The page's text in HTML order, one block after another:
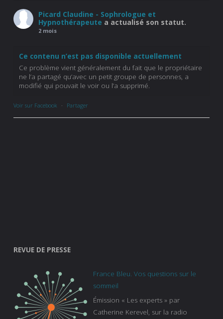
Picard Claudine - Sophrologue et
Hypnothérapeute a actualisé son statut.
2 mois
Ce contenu n’est pas disponible actuellement
Ce problème vient généralement du fait que le propriétaire
ne l’a partagé qu’avec un petit groupe de personnes, a
modifié qui pouvait le voir ou l’a supprimé.
Voir sur Facebook · Partager
REVUE DE PRESSE
France Bleu. Vos questions sur le
sommeil
Émission « Les experts » par
Catherine Kerevel, sur la radio